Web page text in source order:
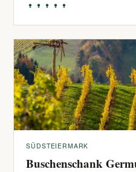
SÜDSTEIERMARK
Buschenschank